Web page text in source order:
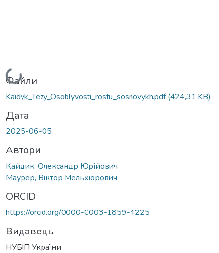
Вантажиться...
Файли
Kaidyk_Tezy_Osoblyvosti_rostu_sosnovykh.pdf(424,31 KB)
Дата
2025-06-05
Автори
Кайдик, Олександр Юрійович
Маурер, Віктор Мельхіорович
ORCID
https://orcid.org/0000-0003-1859-4225
Видавець
НУБІП України